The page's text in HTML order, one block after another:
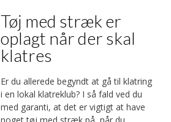
Tøj med stræk er
oplagt når der skal
klatres
Er du allerede begyndt at gå til klatring
i en lokal klatreklub? I så fald ved du
med garanti, at det er vigtigt at have